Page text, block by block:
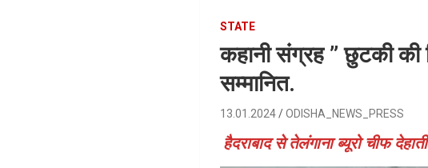
STATE
कहानी संग्रह ” छुटकी की
सम्मानित.
13.01.2024 ODISHA_NEWS_PRESS
हैदराबाद से तेलंगाना ब्यूरो चीफ